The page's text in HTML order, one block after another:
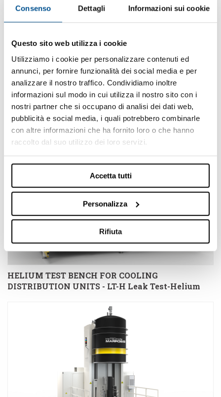
Consenso Dettagli Informazioni sui cookie
Questo sito web utilizza i cookie
Utilizziamo i cookie per personalizzare contenuti ed
annunci, per fornire funzionalità dei social media e per
analizzare il nostro traffico. Condividiamo inoltre
informazioni sul modo in cui utilizza il nostro sito con i
nostri partner che si occupano di analisi dei dati web,
pubblicità e social media, i quali potrebbero combinarle
con altre informazioni che ha fornito loro o che hanno
raccolto dal suo utilizzo dei loro servizi.
Accetta tutti
Personalizza
Rifiuta
Leak Test Helium
HELIUM TEST BENCH FOR COOLING
DISTRIBUTION UNITS - LT-H Leak Test-Helium